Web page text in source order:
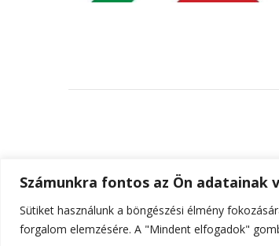
Számunkra fontos az Ön adatainak
Sütiket használunk a böngészési élmény
forgalom elemzésére. A "Mindent elfogadok"
© Szerzői jog 2026ELTE Online .